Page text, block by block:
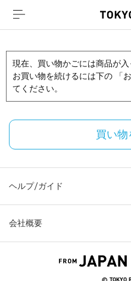
現在、買い物かごには商品が入
お買い物を続けるには下の 「
てください。
買い物
ヘルプ/ガイド
会社概要